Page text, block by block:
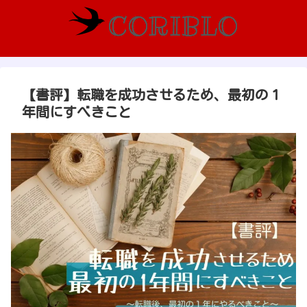
【書評】転職を成功させるため、最初の１
年間にすべきこと